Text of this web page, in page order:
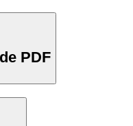
PDF